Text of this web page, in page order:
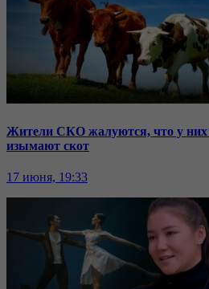
Жители СКО жалуются, что у них
изымают скот
17 июня, 19:33